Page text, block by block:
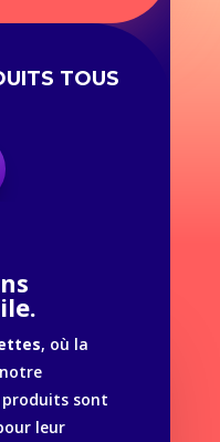
TOUS
, où la
produits sont
leur